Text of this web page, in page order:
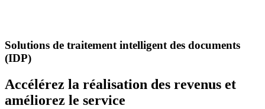
Solutions de traitement intelligent des documents
(IDP)
Accélérez la réalisation des revenus et
améliorez le service